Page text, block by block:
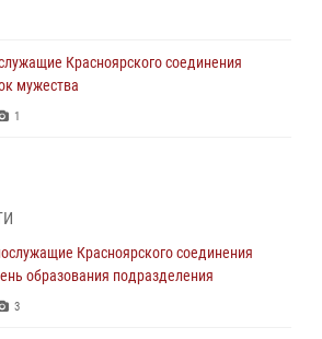
Красноярского соединения
мужества
1
1
вневедомственной охраны Росгвардии
в серии краж из гипермаркета
Красноярского соединения
образования подразделения
3